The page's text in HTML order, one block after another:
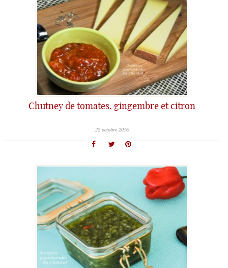
Chutney de tomates, gingembre et citron
22 octobre 2016